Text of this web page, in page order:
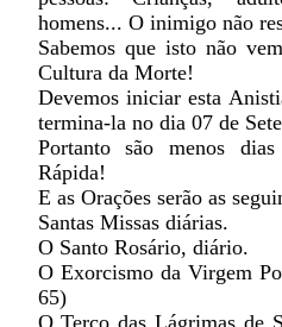
homens... O inimigo não
Sabemos que isto não
Cultura da Morte!
Devemos iniciar esta
termina-la no dia 07 de
Portanto são menos
Rápida!
E as Orações serão as
Santas Missas diárias.
O Santo Rosário, diário.
O Exorcismo da Virgem
65)